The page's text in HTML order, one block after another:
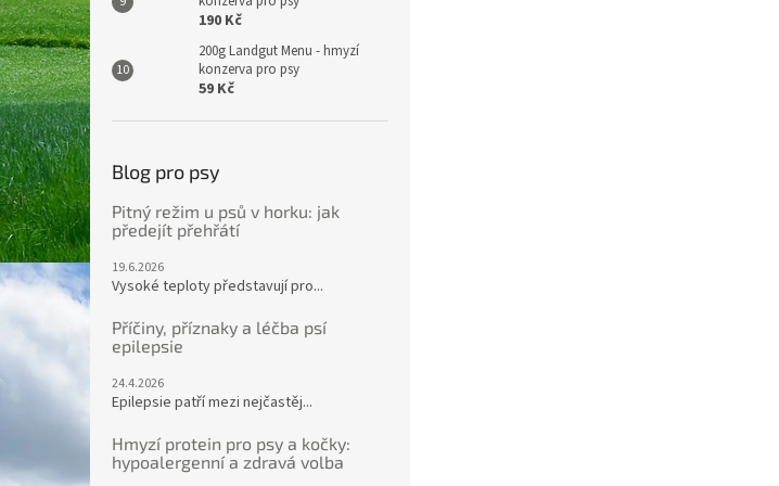
190 Kč
200g Landgut Menu - hmyzí
konzerva pro psy
59 Kč
Blog pro psy
Pitný režim u psů v horku: jak
předejít přehřátí
19.6.2026
Vysoké teploty představují pro...
Příčiny, příznaky a léčba psí
epilepsie
24.4.2026
Epilepsie patří mezi nejčastěj...
Hmyzí protein pro psy a kočky:
hypoalergenní a zdravá volba